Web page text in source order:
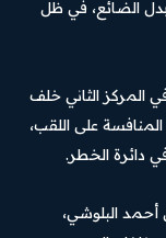
الضائع، في ظل
النصر رصيده إلى 42 نقطة في المركز الثاني خلف
على اللقب،
أحمد البلوشي،